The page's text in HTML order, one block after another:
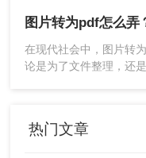
方法三：使用图
像处理软件可能是
弄呢？本文将详细介绍
图片转为pdf怎么弄
在现代社会中，图片转
论是为了文件整理，还
热门文章